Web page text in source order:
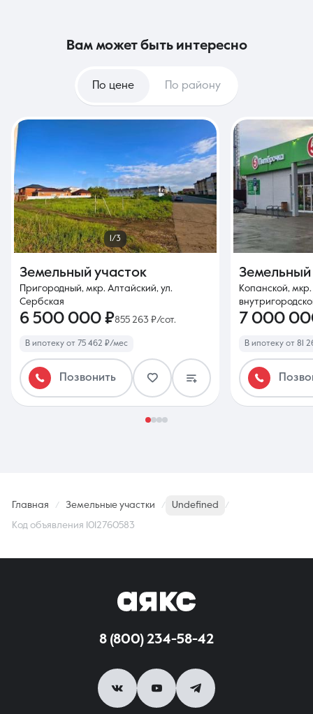
вам может быть интересно
По цене По району
1/3
Земельный участок
Пригородный, мкр. Алтайский, ул.
Сербская
6 500 000 ₽855 263 ₽/сот.
В ипотеку от 75 462 ₽/мес
Позвонить
Земельный
Копанской,
7 000
В ипотеку от 81
Главная Земельные участки Undefined
Код объявления 1012760583
8 (800) 234-58-42